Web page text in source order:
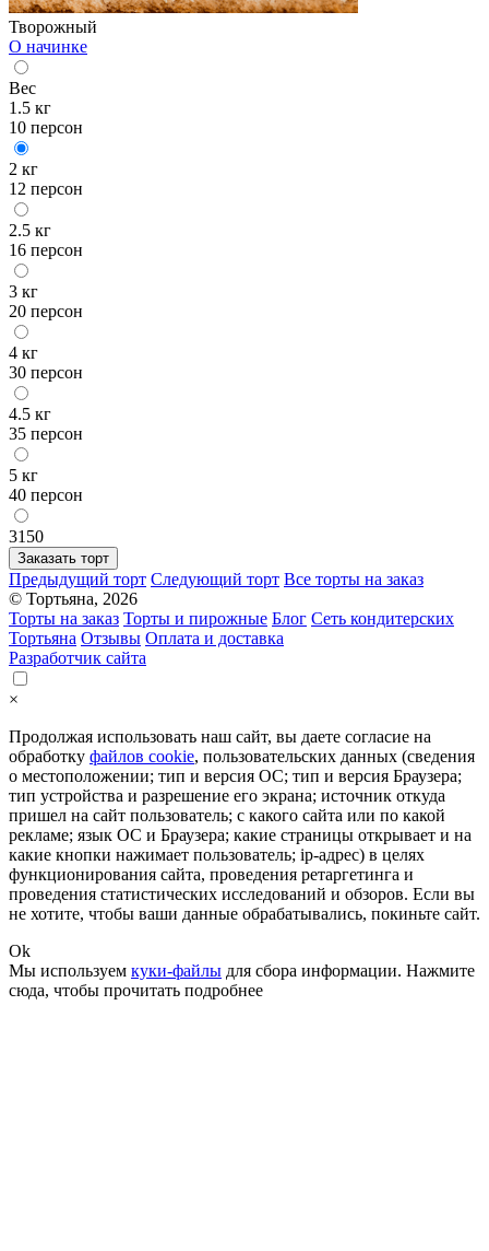
Творожный
О начинке
Вес
1.5 кг
10 персон
2 кг
12 персон
2.5 кг
16 персон
3 кг
20 персон
4 кг
30 персон
4.5 кг
35 персон
5 кг
40 персон
3150
Заказать торт
Предыдущий торт Следующий торт Все торты на заказ
© Тортьяна, 2026
Торты на заказ Торты и пирожные Блог Сеть кондитерских
Тортьяна Отзывы Оплата и доставка
Разработчик сайта
×
Продолжая использовать наш сайт, вы даете согласие на
обработку файлов cookie, пользовательских данных (сведения
о местоположении; тип и версия ОС; тип и версия Браузера;
тип устройства и разрешение его экрана; источник откуда
пришел на сайт пользователь; с какого сайта или по какой
рекламе; язык ОС и Браузера; какие страницы открывает и на
какие кнопки нажимает пользователь; ip-адрес) в целях
функционирования сайта, проведения ретаргетинга и
проведения статистических исследований и обзоров. Если вы
не хотите, чтобы ваши данные обрабатывались, покиньте сайт.
Ok
Мы используем куки-файлы для сбора информации. Нажмите
сюда, чтобы прочитать подробнее